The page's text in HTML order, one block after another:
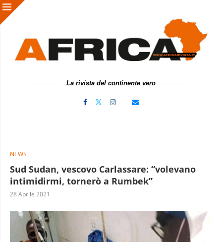
La rivista del continente vero
NEWS
Sud Sudan, vescovo Carlassare: “volevano
intimidirmi, tornerò a Rumbek”
28 Aprile 2021